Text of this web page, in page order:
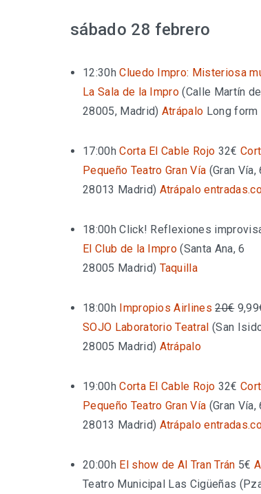
sábado 28 febrero
12:30h Cluedo Impro: Misteriosa
La Sala de la Impro (Calle Martín
28005, Madrid) Atrápalo Long form
17:00h Corta El Cable Rojo 32€
Pequeño Teatro Gran Vía (Gran Vía,
28013 Madrid) Atrápalo
18:00h Click! Reflexiones
El Club de la Impro (Santa Ana, 6
28005 Madrid) Taquilla
18:00h Impropios Airlines 20€
SOJO Laboratorio Teatral (San
28005 Madrid) Atrápalo
19:00h Corta El Cable Rojo 32€
Pequeño Teatro Gran Vía (Gran Vía,
28013 Madrid) Atrápalo
20:00h El show de Al Tran Trán 5€
Teatro Municipal Las Cigüeñas